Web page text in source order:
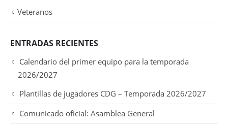
Veteranos
ENTRADAS RECIENTES
Calendario del primer equipo para la temporada
2026/2027
Plantillas de jugadores CDG – Temporada 2026/2027
Comunicado oficial: Asamblea General